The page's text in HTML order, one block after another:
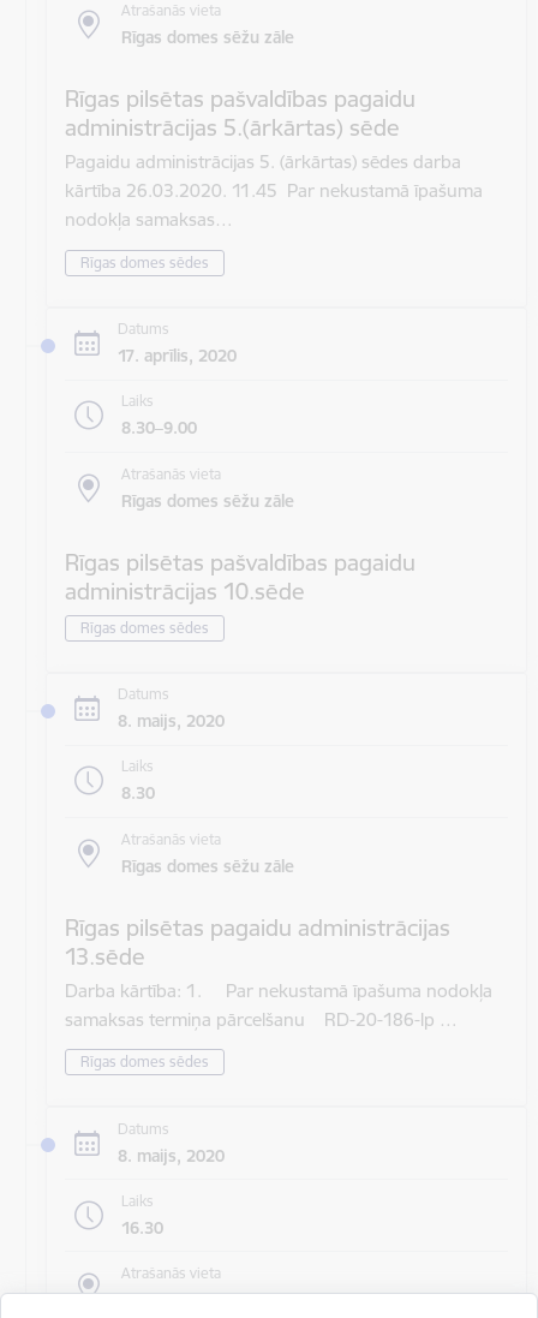
Atrašanās vieta
Rīgas domes sēžu zāle
Rīgas pilsētas pašvaldības pagaidu
administrācijas 5.(ārkārtas) sēde
Pagaidu administrācijas 5. (ārkārtas) sēdes darba
kārtība 26.03.2020. 11.45 Par nekustamā īpašuma
nodokļa samaksas…
Rīgas domes sēdes
Datums
17. aprīlis, 2020
Laiks
8.30–9.00
Atrašanās vieta
Rīgas domes sēžu zāle
Rīgas pilsētas pašvaldības pagaidu
administrācijas 10.sēde
Rīgas domes sēdes
Datums
8. maijs, 2020
Laiks
8.30
Atrašanās vieta
Rīgas domes sēžu zāle
Rīgas pilsētas pagaidu administrācijas
13.sēde
Darba kārtība: 1. Par nekustamā īpašuma nodokļa
samaksas termiņa pārcelšanu RD-20-186-lp …
Rīgas domes sēdes
Datums
8. maijs, 2020
Laiks
16.30
Atrašanās vieta
Rīgas domes sēžu zāle